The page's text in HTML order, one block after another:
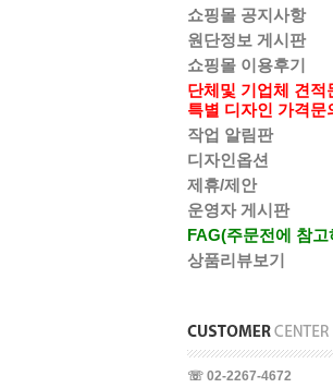
쇼핑몰 공지사항
원단정보 게시판
쇼핑몰 이용후기
단체및 기업체 견적
특별 디자인 가격문
작업 알림판
디자인옵션
제휴/제안
운영자 게시판
FAG(주문전에 참
상품리뷰보기
☏ 02-2267-4672